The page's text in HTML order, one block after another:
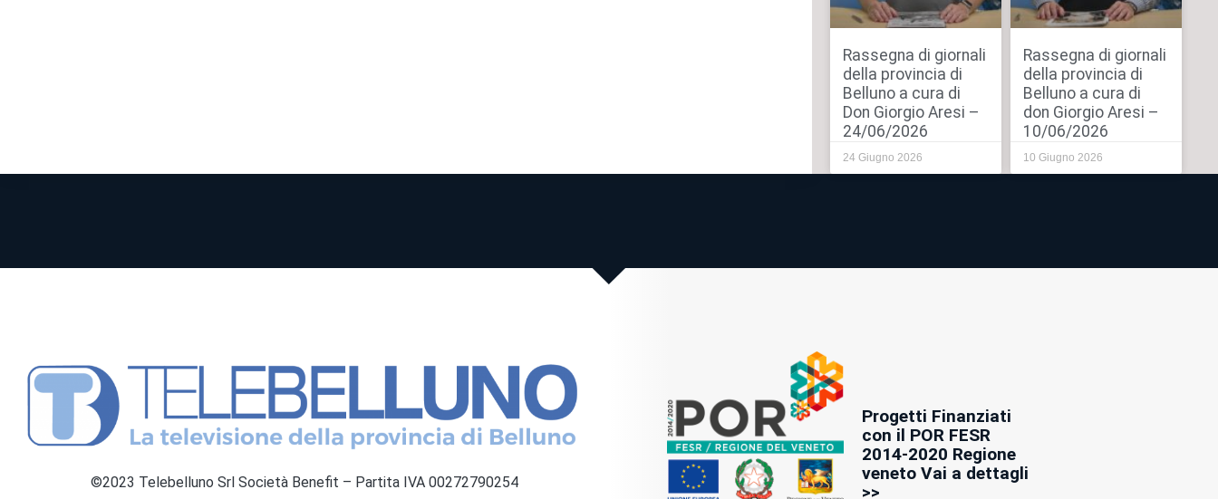
Rassegna di giornali
della provincia di
Belluno a cura di
Don Giorgio Aresi –
24/06/2026
24 Giugno 2026
Rassegna di giornali
della provincia di
Belluno a cura di
don Giorgio Aresi –
10/06/2026
10 Giugno 2026
©2023 Telebelluno Srl Società Benefit – Partita IVA 00272790254
Progetti Finanziati
con il POR FESR
2014-2020 Regione
veneto Vai a dettagli
>>